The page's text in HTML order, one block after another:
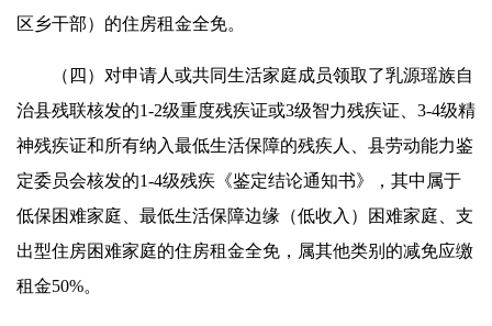
区乡干部）的住房租金全免。
（四）对申请人或共同生活家庭成员领取了乳源瑶族自
治县残联核发的1-2级重度残疾证或3级智力残疾证、3-4级精
神残疾证和所有纳入最低生活保障的残疾人、县劳动能力鉴
定委员会核发的1-4级残疾《鉴定结论通知书》，其中属于
低保困难家庭、最低生活保障边缘（低收入）困难家庭、支
出型住房困难家庭的住房租金全免，属其他类别的减免应缴
租金50%。